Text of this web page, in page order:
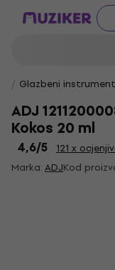
Glazbeni
ADJ
Kokos 20 ml
4,6/5
121 x
Marka:ADJKod